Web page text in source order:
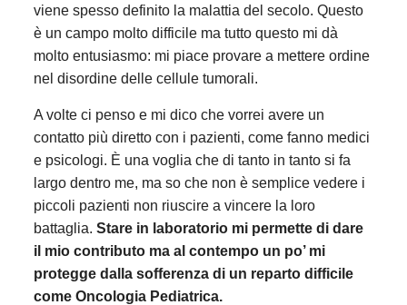
viene spesso definito la malattia del secolo. Questo
è un campo molto difficile ma tutto questo mi dà
molto entusiasmo: mi piace provare a mettere ordine
nel disordine delle cellule tumorali.
A volte ci penso e mi dico che vorrei avere un
contatto più diretto con i pazienti, come fanno medici
e psicologi. È una voglia che di tanto in tanto si fa
largo dentro me, ma so che non è semplice vedere i
piccoli pazienti non riuscire a vincere la loro
battaglia. Stare in laboratorio mi permette di dare
il mio contributo ma al contempo un po’ mi
protegge dalla sofferenza di un reparto difficile
come Oncologia Pediatrica.